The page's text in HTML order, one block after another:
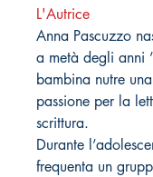
L'Autrice
Anna Pascuzzo
a metà degli anni
bambina nutre
passione per la
scrittura.
Durante
frequenta un